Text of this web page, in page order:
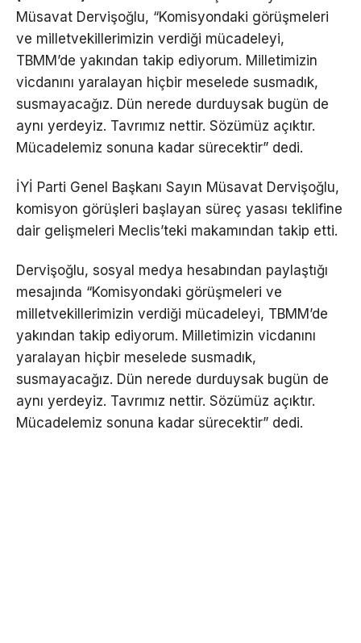
Müsavat Dervişoğlu, “Komisyondaki görüşmeleri
ve milletvekillerimizin verdiği mücadeleyi,
TBMM’de yakından takip ediyorum. Milletimizin
vicdanını yaralayan hiçbir meselede susmadık,
susmayacağız. Dün nerede durduysak bugün de
aynı yerdeyiz. Tavrımız nettir. Sözümüz açıktır.
Mücadelemiz sonuna kadar sürecektir” dedi.
İYİ Parti Genel Başkanı Sayın Müsavat Dervişoğlu,
komisyon görüşleri başlayan süreç yasası teklifine
dair gelişmeleri Meclis’teki makamından takip etti.
Dervişoğlu, sosyal medya hesabından paylaştığı
mesajında “Komisyondaki görüşmeleri ve
milletvekillerimizin verdiği mücadeleyi, TBMM’de
yakından takip ediyorum. Milletimizin vicdanını
yaralayan hiçbir meselede susmadık,
susmayacağız. Dün nerede durduysak bugün de
aynı yerdeyiz. Tavrımız nettir. Sözümüz açıktır.
Mücadelemiz sonuna kadar sürecektir” dedi.